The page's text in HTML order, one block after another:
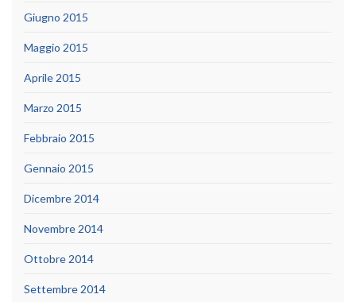
Giugno 2015
Maggio 2015
Aprile 2015
Marzo 2015
Febbraio 2015
Gennaio 2015
Dicembre 2014
Novembre 2014
Ottobre 2014
Settembre 2014